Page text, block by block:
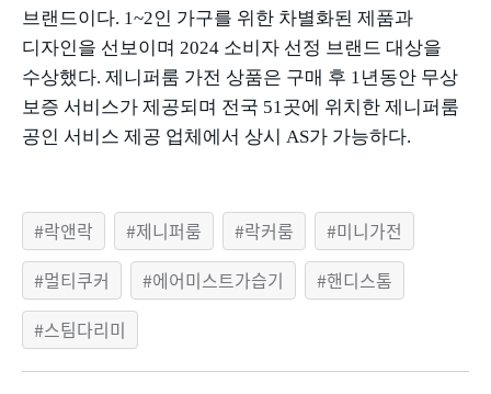
브랜드이다. 1~2인 가구를 위한 차별화된 제품과
디자인을 선보이며 2024 소비자 선정 브랜드 대상을
수상했다. 제니퍼룸 가전 상품은 구매 후 1년동안 무상
보증 서비스가 제공되며 전국 51곳에 위치한 제니퍼룸
공인 서비스 제공 업체에서 상시 AS가 가능하다.
락앤락 제니퍼룸 락커룸
미니가전
멀티쿠커
에어미스트가습기
핸디스톰
스팀다리미